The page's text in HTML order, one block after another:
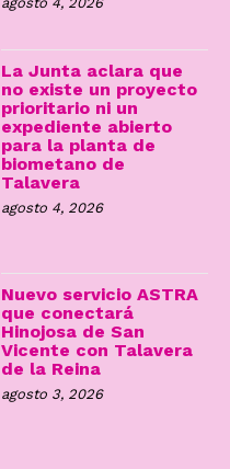
La Junta aclara que
no existe un proyecto
prioritario ni un
expediente abierto
para la planta de
biometano de
Talavera
agosto 4, 2026
Nuevo servicio ASTRA
que conectará
Hinojosa de San
Vicente con Talavera
de la Reina
agosto 3, 2026